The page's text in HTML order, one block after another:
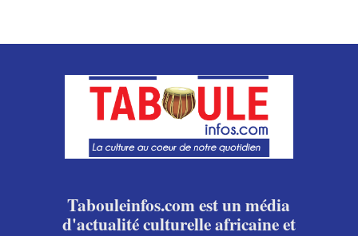
Tabouleinfos.com est un média
d'actualité culturelle africaine et